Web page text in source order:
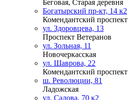
Беговая, Старая деревня
Богатырский пр-кт, 14 к2
Комендантский проспект
ул. Здоровцева, 13
Проспект Ветеранов
ул. Зольная, 11
Новочеркасская
ул. Шаврова, 22
Комендантский проспект
ш. Революции, 81
Ладожская
ул. Салова, 70 к2